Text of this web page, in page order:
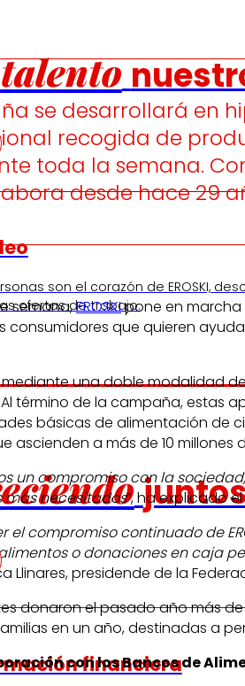
son el corazón de EROSKI,
ofertas de trabajo.
financiera
se desarrollará en
recogida de
toda la semana.
desde hace 29
semana,EROSKIpone en marcha
consumidores que quieren
una doble modalidad
término de la campaña, estas
básicas de alimentación de
ascienden a más de 10 millones
un compromiso con la
más necesitados”, ha explicado
el compromiso continuado de
o donaciones en caja
Llinares, presidende de la
donaron el pasado año más
en un año, destinadas a
con los Bancos de